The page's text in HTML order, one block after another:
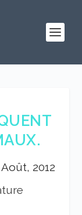
2012